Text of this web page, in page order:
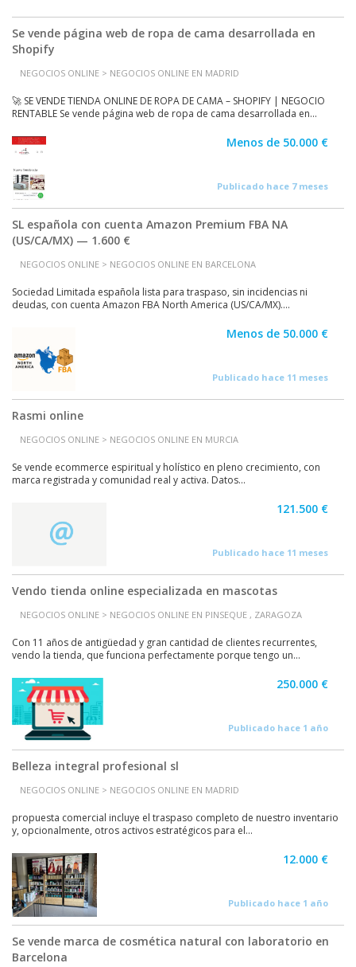
Se vende página web de ropa de cama desarrollada en
Shopify
NEGOCIOS ONLINE > NEGOCIOS ONLINE EN MADRID
🚀 SE VENDE TIENDA ONLINE DE ROPA DE CAMA – SHOPIFY | NEGOCIO
RENTABLE Se vende página web de ropa de cama desarrollada en...
Menos de 50.000 €
Publicado hace 7 meses
SL española con cuenta Amazon Premium FBA NA
(US/CA/MX) — 1.600 €
NEGOCIOS ONLINE > NEGOCIOS ONLINE EN BARCELONA
Sociedad Limitada española lista para traspaso, sin incidencias ni
deudas, con cuenta Amazon FBA North America (US/CA/MX)....
Menos de 50.000 €
Publicado hace 11 meses
Rasmi online
NEGOCIOS ONLINE > NEGOCIOS ONLINE EN MURCIA
Se vende ecommerce espiritual y holístico en pleno crecimiento, con
marca registrada y comunidad real y activa. Datos...
121.500 €
Publicado hace 11 meses
Vendo tienda online especializada en mascotas
NEGOCIOS ONLINE > NEGOCIOS ONLINE EN PINSEQUE , ZARAGOZA
Con 11 años de antigüedad y gran cantidad de clientes recurrentes,
vendo la tienda, que funciona perfectamente porque tengo un...
250.000 €
Publicado hace 1 año
Belleza integral profesional sl
NEGOCIOS ONLINE > NEGOCIOS ONLINE EN MADRID
propuesta comercial incluye el traspaso completo de nuestro inventario
y, opcionalmente, otros activos estratégicos para el...
12.000 €
Publicado hace 1 año
Se vende marca de cosmética natural con laboratorio en
Barcelona